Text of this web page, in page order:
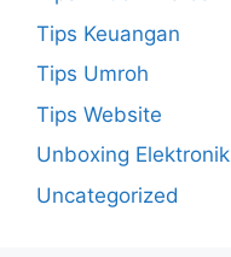
Tips Keuangan
Tips Umroh
Tips Website
Unboxing Elektronik
Uncategorized